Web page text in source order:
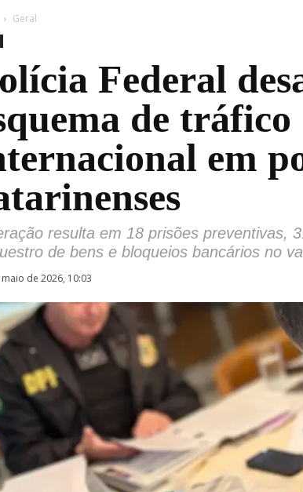
Geral
Federal
de tráfico
em
resulta em 18 prisões preventivas,
de bens e bloqueios bancários no
de 2026, 10:03